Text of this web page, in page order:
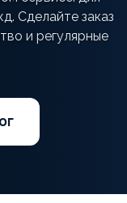
Сделайте заказ
и регулярные